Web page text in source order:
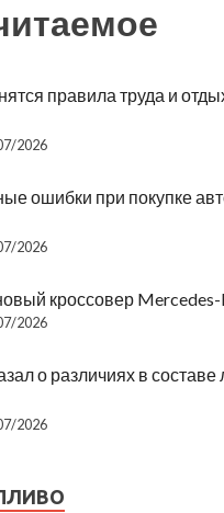
правила труда и
2026
ошибки при покупке
2026
кроссовер Mercedes-
2026
о различиях в составе
2026